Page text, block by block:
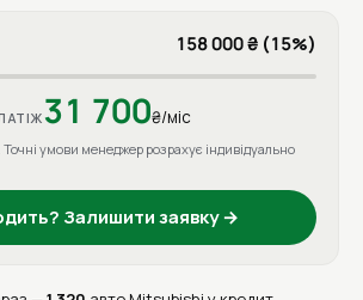
158 000 ₴ (15%)
31 700₴/міс
Точні умови менеджер розрахує індивідуально
Залишити заявку →